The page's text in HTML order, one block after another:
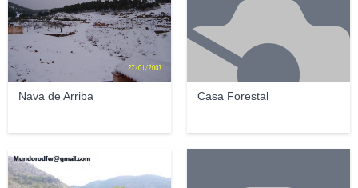
Nava de Arriba Casa Forestal
Mundorodfer@gmail.com